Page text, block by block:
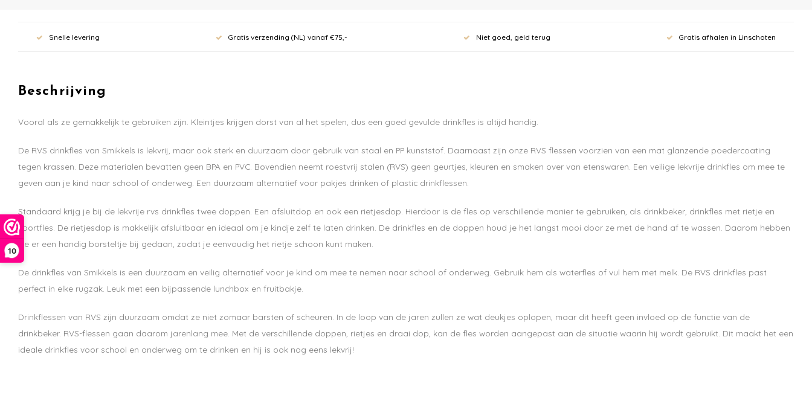
nieuwsbrief en krijg
10% korting op je
eerste bestelling vanaf
70 euro.
Abonneer
10
Snelle levering Gratis verzending (NL) vanaf €75,- Niet goed, geld terug Gratis afhalen in Linschoten
Beschrijving
Vooral als ze gemakkelijk te gebruiken zijn. Kleintjes krijgen dorst van al het spelen, dus een goed gevulde drinkfles is altijd handig.
De RVS drinkfles van Smikkels is lekvrij, maar ook sterk en duurzaam door gebruik van staal en PP kunststof. Daarnaast zijn onze RVS flessen voorzien van een mat glanzende poedercoating
tegen krassen. Deze materialen bevatten geen BPA en PVC. Bovendien neemt roestvrij stalen (RVS) geen geurtjes, kleuren en smaken over van etenswaren. Een veilige lekvrije drinkfles om mee te
geven aan je kind naar school of onderweg. Een duurzaam alternatief voor pakjes drinken of plastic drinkflessen.
Standaard krijg je bij de lekvrije rvs drinkfles twee doppen. Een afsluitdop en ook een rietjesdop. Hierdoor is de fles op verschillende manier te gebruiken, als drinkbeker, drinkfles met rietje en
sportfles. De rietjesdop is makkelijk afsluitbaar en ideaal om je kindje zelf te laten drinken. De drinkfles en de doppen houd je het langst mooi door ze met de hand af te wassen. Daarom hebben
we er een handig borsteltje bij gedaan, zodat je eenvoudig het rietje schoon kunt maken.
De drinkfles van Smikkels is een duurzaam en veilig alternatief voor je kind om mee te nemen naar school of onderweg. Gebruik hem als waterfles of vul hem met melk. De RVS drinkfles past
perfect in elke rugzak. Leuk met een bijpassende lunchbox en fruitbakje.
Drinkflessen van RVS zijn duurzaam omdat ze niet zomaar barsten of scheuren. In de loop van de jaren zullen ze wat deukjes oplopen, maar dit heeft geen invloed op de functie van de
drinkbeker. RVS-flessen gaan daarom jarenlang mee. Met de verschillende doppen, rietjes en draai dop, kan de fles worden aangepast aan de situatie waarin hij wordt gebruikt. Dit maakt het een
ideale drinkfles voor school en onderweg om te drinken en hij is ook nog eens lekvrij!